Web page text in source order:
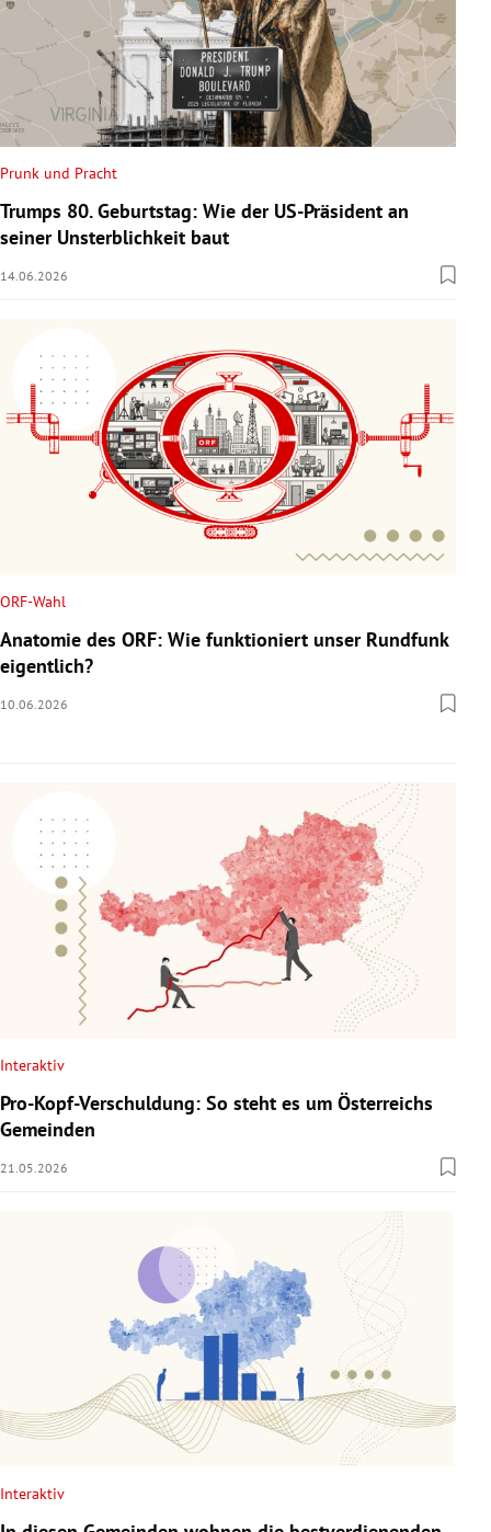
Prunk und Pracht
Trumps 80. Geburtstag: Wie der US-Präsident an
seiner Unsterblichkeit baut
14.06.2026
ORF-Wahl
Anatomie des ORF: Wie funktioniert unser Rundfunk
eigentlich?
10.06.2026
Interaktiv
Pro-Kopf-Verschuldung: So steht es um Österreichs
Gemeinden
21.05.2026
Interaktiv